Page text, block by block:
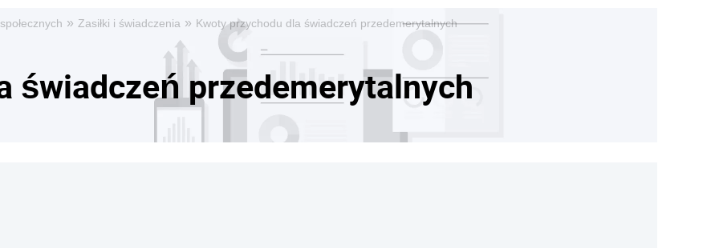
» Zasiłki i świadczenia » Kwoty przychodu dla świadczeń przedemerytalnych
świadczeń przedemerytalnych